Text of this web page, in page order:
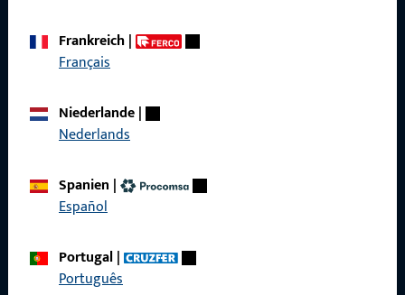
Frankreich|
Français
Niederlande|
Nederlands
Spanien |
Español
Portugal|
Português
Schnelleinstieg
Über Uns
Referenzen